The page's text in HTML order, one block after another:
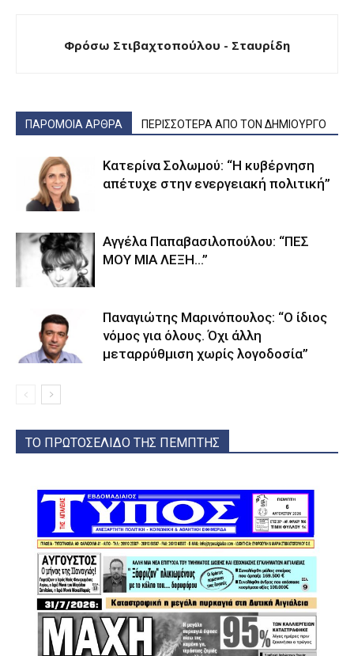
Φρόσω Στιβαχτοπούλου - Σταυρίδη
ΠΑΡΟΜΟΙΑ ΑΡΘΡΑ ΠΕΡΙΣΣΟΤΕΡΑ ΑΠΟ ΤΟΝ ΔΗΜΙΟΥΡΓΟ
Κατερίνα Σολωμού: “Η κυβέρνηση
απέτυχε στην ενεργειακή πολιτική”
Αγγέλα Παπαβασιλοπούλου: “ΠΕΣ
ΜΟΥ ΜΙΑ ΛΕΞΗ…”
Παναγιώτης Μαρινόπουλος: “Ο ίδιος
νόμος για όλους. Όχι άλλη
μεταρρύθμιση χωρίς λογοδοσία”
ΤΟ ΠΡΩΤΟΣΕΛΙΔΟ ΤΗΣ ΠΕΜΠΤΗΣ